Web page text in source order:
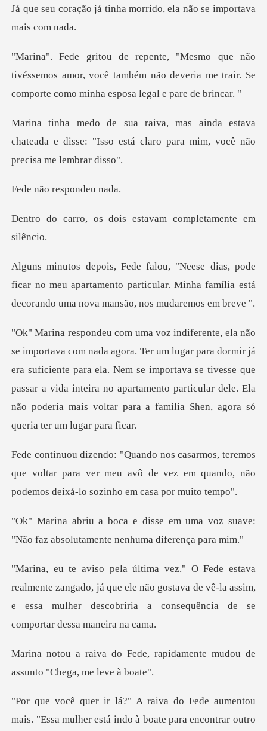
nha morrido, ela não se
éssemos amor, você também não deveria me trair. Se
c
stava
chateada e disse: "Isso está claro pa
respond
dois estavam compl
ficar no meu apartamento particular. Minha família es
rmir já
era suficiente para ela. Nem se importava se tivesse que
passar a vida inteira no apartamento pa
os
que voltar para ver meu avô de vez em quando, nã
m uma voz suave:
"Não faz absoluta
zangado, já que ele não gostava de vê-la assim,
e essa mulher d
, rapidamente mudou de
assun
umentou
mais. "Essa mulher está indo à boate